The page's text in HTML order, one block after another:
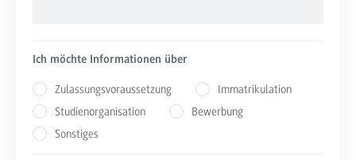
Ich möchte Informationen über
Zulassungsvoraussetzung
Immatrikulation
Studienorganisation
Bewerbung
Sonstiges